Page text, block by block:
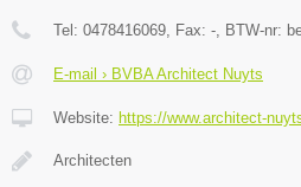
Tel: 0478416069 , Fax: - , BTW-nr:
E-mail › BVBA Architect Nuyts
Website: https://www.architect-
Architecten